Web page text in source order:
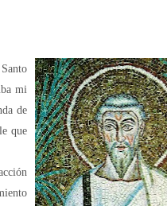
mi
de
que